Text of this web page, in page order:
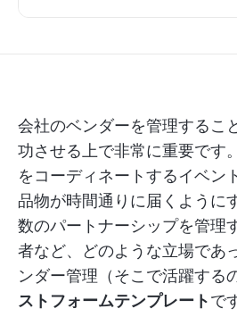
会社のベンダーを管理するこ
功させる上で非常に重要です
をコーディネートするイベン
品物が時間通りに届くように
数のパートナーシップを管理
者など、どのような立場であ
ンダー管理（そこで活躍する
ストフォームテンプレートで